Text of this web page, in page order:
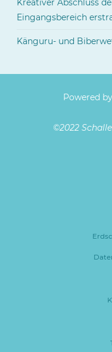
Kreativer Abschluss
Eingangsbereich
Känguru- und
Powered by
©2022